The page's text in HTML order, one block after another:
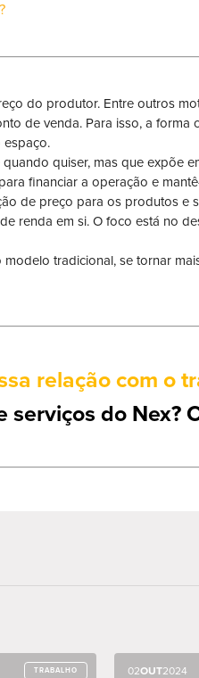
do produtor. Entre outros
de venda. Para isso, a forma
espaço.
quiser, mas que expõe
financiar a operação e
de preço para os produtos e
renda em si. O foco está no
tradicional, se tornar
relação com o
serviços do Nex?
TRABALHO
TRABALHO 02OUT2024
02OUT2024